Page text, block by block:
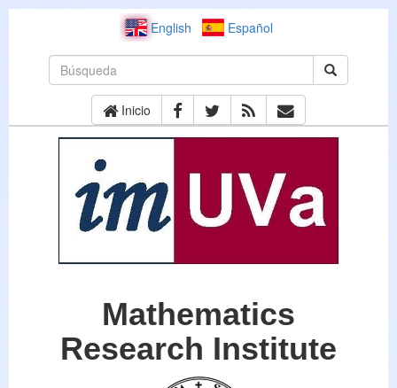
English Español
Inicio
Mathematics
Research Institute